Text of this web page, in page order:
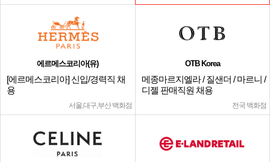
에르메스코리아(유)
[에르메스코리아] 신입/경력직 채
용
서울,대구,부산 백화점
OTB Korea
메종마르지엘라 / 질샌더 / 마르니 /
디젤 판매직원 채용
전국 백화점